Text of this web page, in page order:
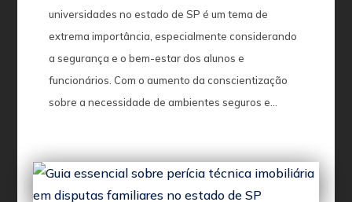
universidades no estado de SP é um tema de
extrema importância, especialmente considerando
a segurança e o bem-estar dos alunos e
funcionários. Com o aumento da conscientização
sobre a necessidade de ambientes seguros e...